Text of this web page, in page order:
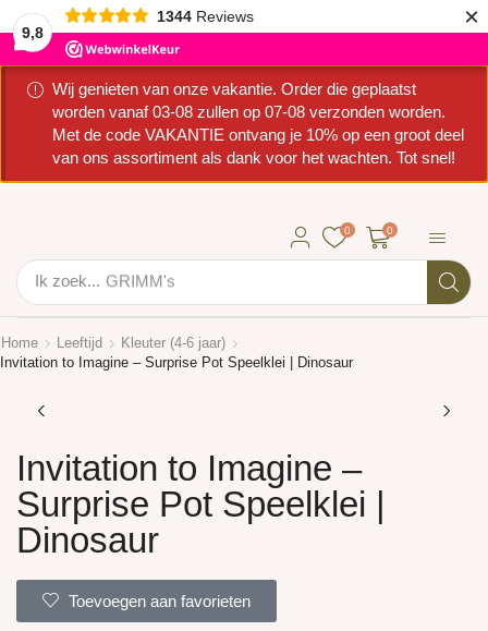
9,8
1344 Reviews ×
Wij genieten van onze vakantie. Order die geplaatst
worden vanaf 03-08 zullen op 07-08 verzonden worden.
Met de code VAKANTIE ontvang je 10% op een groot deel
van ons assortiment als dank voor het wachten. Tot snel!
Ik zoek... GRIMM's
0 0
Home Leeftijd
Kleuter (4-6 jaar)
Invitation to Imagine – Surprise Pot Speelklei | Dinosaur
Invitation to Imagine –
Surprise Pot Speelklei |
Dinosaur
Toevoegen aan favorieten